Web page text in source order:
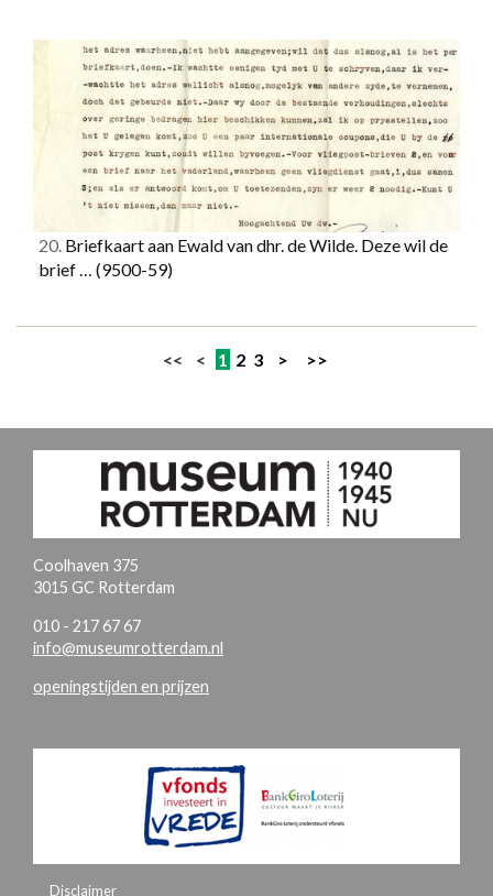
20. Briefkaart aan Ewald van dhr. de Wilde. Deze wil de
brief … (9500-59)
<< < 1 2 3 > >>
Coolhaven 375
3015 GC Rotterdam
010 - 217 67 67
info@museumrotterdam.nl
openingstijden en prijzen
Disclaimer